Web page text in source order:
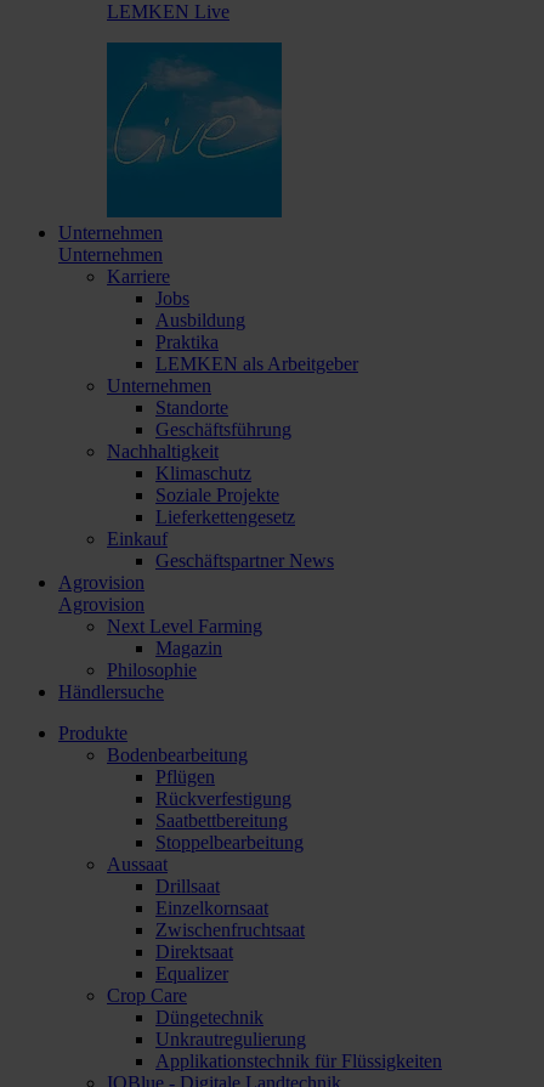
LEMKEN Live
Unternehmen
Unternehmen
Karriere
Jobs
Ausbildung
Praktika
LEMKEN als Arbeitgeber
Unternehmen
Standorte
Geschäftsführung
Nachhaltigkeit
Klimaschutz
Soziale Projekte
Lieferkettengesetz
Einkauf
Geschäftspartner News
Agrovision
Agrovision
Next Level Farming
Magazin
Philosophie
Händlersuche
Produkte
Bodenbearbeitung
Pflügen
Rückverfestigung
Saatbettbereitung
Stoppelbearbeitung
Aussaat
Drillsaat
Einzelkornsaat
Zwischenfruchtsaat
Direktsaat
Equalizer
Crop Care
Düngetechnik
Unkrautregulierung
Applikationstechnik für Flüssigkeiten
IQBlue - Digitale Landtechnik